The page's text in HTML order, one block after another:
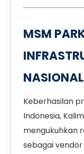
MSM
NASIONAL
Keberhasilan
Indonesia,
mengukuhkan
sebagai